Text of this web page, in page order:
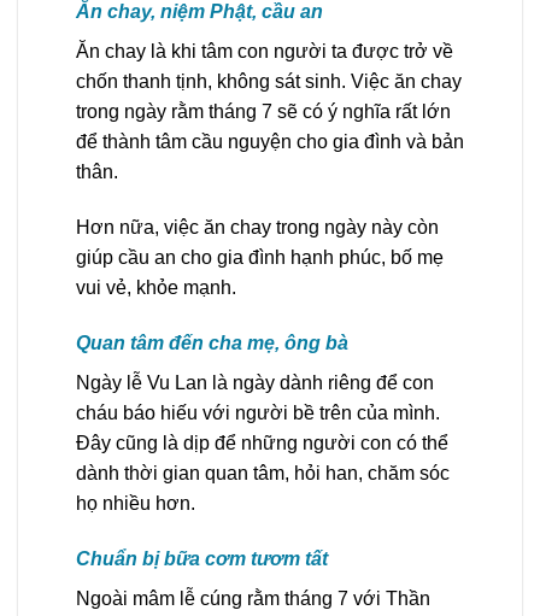
Ăn chay, niệm Phật, cầu an
Ăn chay là khi tâm con người ta được trở về
chốn thanh tịnh, không sát sinh. Việc ăn chay
trong ngày rằm tháng 7 sẽ có ý nghĩa rất lớn
để thành tâm cầu nguyện cho gia đình và bản
thân.
Hơn nữa, việc ăn chay trong ngày này còn
giúp cầu an cho gia đình hạnh phúc, bố mẹ
vui vẻ, khỏe mạnh.
Quan tâm đến cha mẹ, ông bà
Ngày lễ Vu Lan là ngày dành riêng để con
cháu báo hiếu với người bề trên của mình.
Đây cũng là dịp để những người con có thể
dành thời gian quan tâm, hỏi han, chăm sóc
họ nhiều hơn.
Chuẩn bị bữa cơm tươm tất
Ngoài mâm lễ cúng rằm tháng 7 với Thần